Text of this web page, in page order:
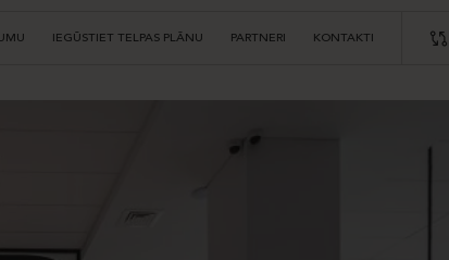
IEGŪSTIET TELPAS PLĀNU PARTNERI KONTAKTI